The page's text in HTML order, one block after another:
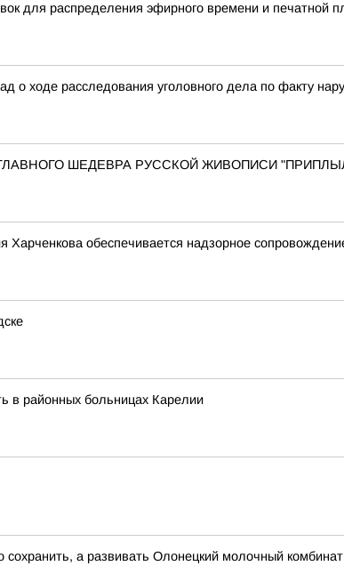
для распределения эфирного времени и печатной
о ходе расследования уголовного дела по факту
ГЛАВНОГО ШЕДЕВРА РУССКОЙ ЖИВОПИСИ
Харченкова обеспечивается надзорное
в районных больницах Карелии
а развивать Олонецкий молочный комбинат